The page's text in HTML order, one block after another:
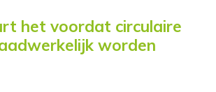
het voordat circulaire
worden